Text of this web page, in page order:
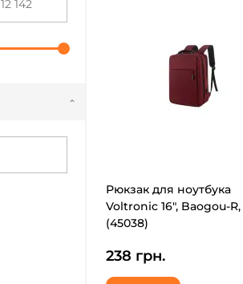
Рюкзак для ноутбука
Voltronic 16", Baogou-
(45038)
238 грн.